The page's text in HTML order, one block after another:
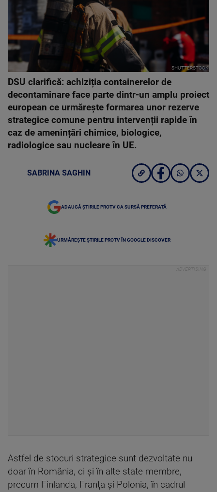
SHUTTERSTOCK
DSU clarifică: achiziția containerelor de
decontaminare face parte dintr-un amplu proiect
european ce urmărește formarea unor rezerve
strategice comune pentru intervenții rapide în
caz de amenințări chimice, biologice,
radiologice sau nucleare în UE.
SABRINA SAGHIN
ADAUGĂ ȘTIRILE PROTV CA SURSĂ PREFERATĂ
URMĂREȘTE ȘTIRILE PROTV ÎN GOOGLE DISCOVER
Astfel de stocuri strategice sunt dezvoltate nu
doar în România, ci şi în alte state membre,
precum Finlanda, Franţa şi Polonia, în cadrul